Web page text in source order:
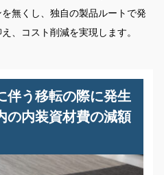
無くし、独自の製品ルートで発
、コスト削減を実現します。
伴う移転の際に発生
の内装資材費の減額